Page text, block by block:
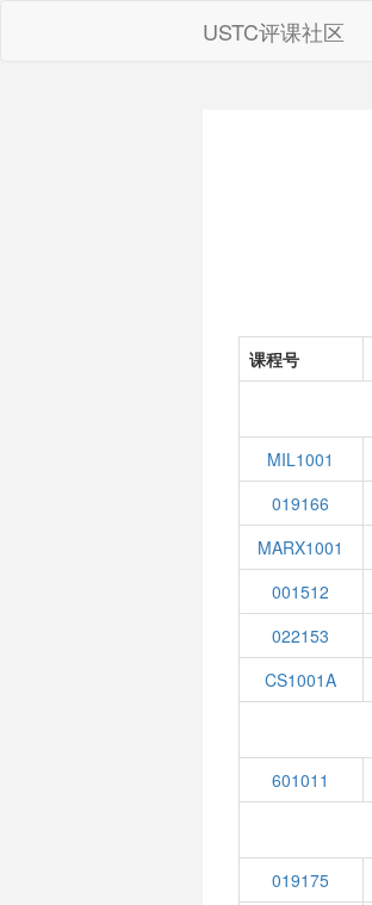
USTC评课社区
课程号
MIL1001
019166
MARX1001
001512
022153
CS1001A
601011
019175